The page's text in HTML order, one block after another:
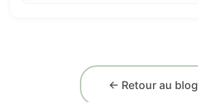
← Retour au blog